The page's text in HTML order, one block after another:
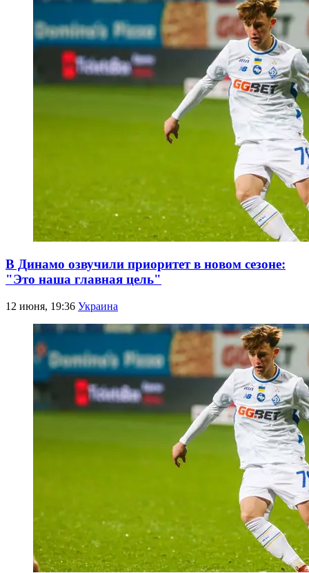
В Динамо озвучили приоритет в новом сезоне:
"Это наша главная цель"
12 июня, 19:36 Украина